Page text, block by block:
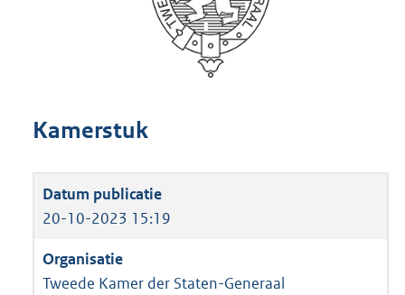
Kamerstuk
20-10-2023 15:19
Tweede Kamer der Staten-Generaal